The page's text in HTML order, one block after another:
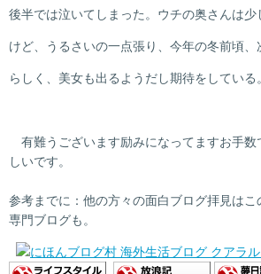
後半では泣いてしまった。ウチの奥さんは
けど、うるさいの一点張り、今年の冬前頃、
らしく、美女も出るようだし期待をしている
有難うございます励みになってますお手数
しいです。
参考までに：他の方々の面白ブログ拝見は
専門ブログも。